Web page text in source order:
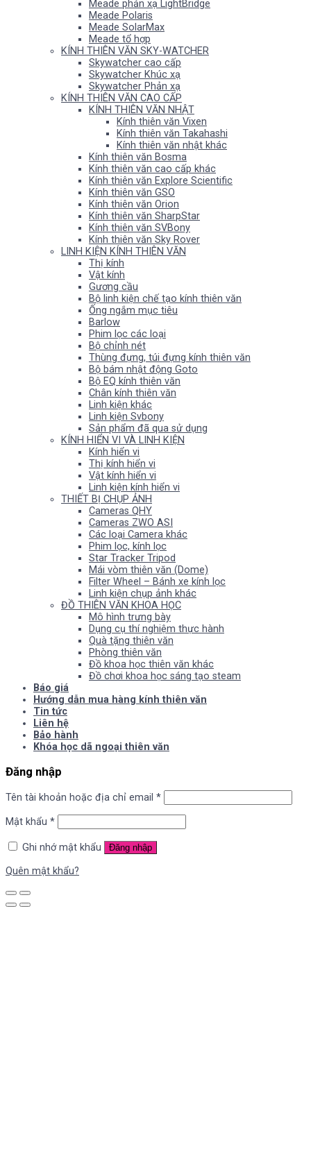
Meade phản xạ LightBridge
Meade Polaris
Meade SolarMax
Meade tổ hợp
KÍNH THIÊN VĂN SKY-WATCHER
Skywatcher cao cấp
Skywatcher Khúc xạ
Skywatcher Phản xạ
KÍNH THIÊN VĂN CAO CẤP
KÍNH THIÊN VĂN NHẬT
Kính thiên văn Vixen
Kính thiên văn Takahashi
Kính thiên văn nhật khác
Kính thiên văn Bosma
Kính thiên văn cao cấp khác
Kính thiên văn Explore Scientific
Kính thiên văn GSO
Kính thiên văn Orion
Kính thiên văn SharpStar
Kính thiên văn SVBony
Kính thiên văn Sky Rover
LINH KIỆN KÍNH THIÊN VĂN
Thị kính
Vật kính
Gương cầu
Bộ linh kiện chế tạo kính thiên văn
Ống ngắm mục tiêu
Barlow
Phim lọc các loại
Bộ chỉnh nét
Thùng đựng, túi đựng kính thiên văn
Bộ bám nhật động Goto
Bộ EQ kính thiên văn
Chân kính thiên văn
Linh kiện khác
Linh kiện Svbony
Sản phẩm đã qua sử dụng
KÍNH HIỂN VI VÀ LINH KIỆN
Kính hiển vi
Thị kính hiển vi
Vật kính hiển vi
Linh kiện kính hiển vi
THIẾT BỊ CHỤP ẢNH
Cameras QHY
Cameras ZWO ASI
Các loại Camera khác
Phim lọc, kính lọc
Star Tracker Tripod
Mái vòm thiên văn (Dome)
Filter Wheel – Bánh xe kính lọc
Linh kiện chụp ảnh khác
ĐỒ THIÊN VĂN KHOA HỌC
Mô hình trưng bày
Dụng cụ thí nghiệm thực hành
Quà tặng thiên văn
Phòng thiên văn
Đồ khoa học thiên văn khác
Đồ chơi khoa học sáng tạo steam
Báo giá
Hướng dẫn mua hàng kính thiên văn
Tin tức
Liên hệ
Bảo hành
Khóa học dã ngoại thiên văn
Đăng nhập
Tên tài khoản hoặc địa chỉ email *
Mật khẩu *
Ghi nhớ mật khẩu Đăng nhập
Quên mật khẩu?